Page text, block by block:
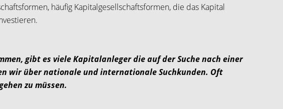
häufig Kapitalgesellschaftsformen, die das Kapital
gibt es viele Kapitalanleger die auf der Suche nach einer
wir über nationale und internationale Suchkunden. Oft
zu müssen.